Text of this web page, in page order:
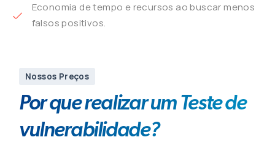
Economia de tempo e recursos ao buscar menos
falsos positivos.
Nossos Preços
Por que realizar um Teste de
vulnerabilidade?